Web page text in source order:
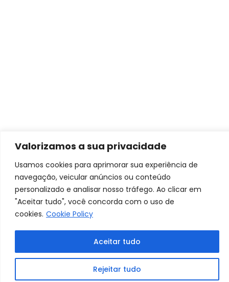
Valorizamos a sua privacidade
Usamos cookies para aprimorar sua experiência de
navegação, veicular anúncios ou conteúdo
personalizado e analisar nosso tráfego. Ao clicar em
"Aceitar tudo", você concorda com o uso de
cookies. Cookie Policy
Rejeitar tudo
Aceitar tudo